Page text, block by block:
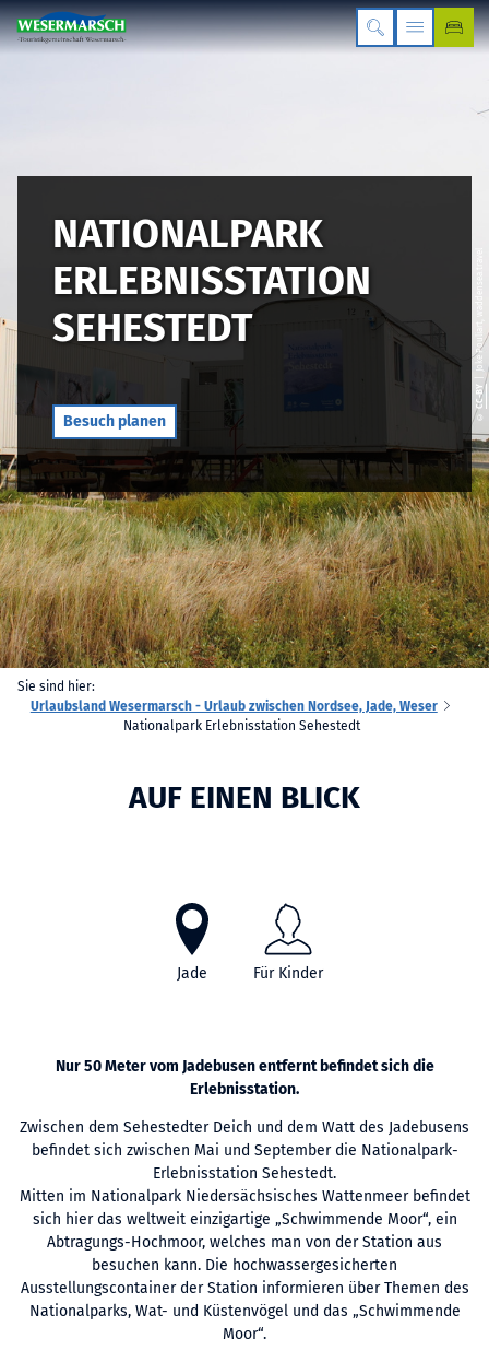
©
CC-BY
| Joke Pouliart, waddensea.travel
NATIONALPARK
ERLEBNISSTATION
SEHESTEDT
Besuch planen
Sie sind hier:
Urlaubsland Wesermarsch - Urlaub zwischen Nordsee, Jade, Weser
Nationalpark Erlebnisstation Sehestedt
AUF EINEN BLICK
Jade Für Kinder
Nur 50 Meter vom Jadebusen entfernt befindet sich die
Erlebnisstation.
Zwischen dem Sehestedter Deich und dem Watt des Jadebusens
befindet sich zwischen Mai und September die Nationalpark-
Erlebnisstation Sehestedt.
Mitten im Nationalpark Niedersächsisches Wattenmeer befindet
sich hier das weltweit einzigartige „Schwimmende Moor“, ein
Abtragungs-Hochmoor, welches man von der Station aus
besuchen kann. Die hochwassergesicherten
Ausstellungscontainer der Station informieren über Themen des
Nationalparks, Wat- und Küstenvögel und das „Schwimmende
Moor“.